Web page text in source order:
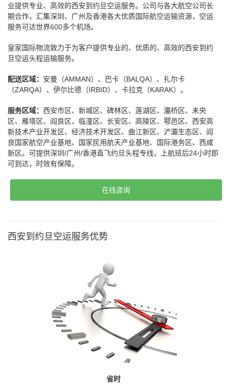
业提供专业、高效的西安到约旦空运服务。公司与各大航空公司长
期合作，汇集深圳、广州及香港各大优质国际航空运输资源，空运
服务可达世界600多个机场。
皇家国际物流致力于为客户提供专业的、优质的、高效的西安到约
旦空运头程运输服务。
配送区域： 安曼（AMMAN）、巴卡（BALQA）、扎尔卡
（ZARQA）、伊尔比德（IRBID）、卡拉克（KARAK）。
服务区域： 西安市区、新城区、碑林区、莲湖区、灞桥区、未央
区、雁塔区、阎良区、临潼区、长安区、高陵区、鄠邑区、西安高
新技术产业开发区、经济技术开发区、曲江新区、浐灞生态区、阎
良国家航空产业基地、国家民用航天产业基地、国际港务区、西咸
新区。可提供深圳/广州/香港直飞约旦头程专线，上航班后24小时即
可到达，时效有保障。
在线咨询
西安到约旦空运服务优势
省时